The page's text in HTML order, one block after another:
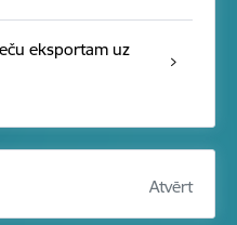
eksportam uz
Atvērt